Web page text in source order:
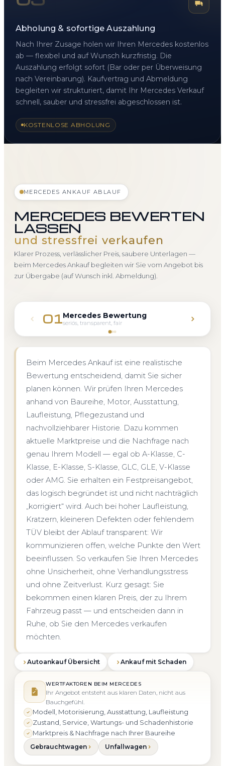
Abholung & sofortige Auszahlung
Nach Ihrer Zusage holen wir Ihren Mercedes kostenlos
ab — flexibel und auf Wunsch kurzfristig. Die
Auszahlung erfolgt sofort (Bar oder per Überweisung
nach Vereinbarung). Kaufvertrag und Abmeldung
begleiten wir strukturiert, damit Ihr Mercedes Verkauf
schnell, sauber und stressfrei abgeschlossen ist.
KOSTENLOSE ABHOLUNG
MERCEDES ANKAUF ABLAUF
MERCEDES BEWERTEN
LASSEN
und stressfrei verkaufen
Klarer Prozess, verlässlicher Preis, saubere Unterlagen —
beim Mercedes Ankauf begleiten wir Sie vom Angebot bis
zur Übergabe (auf Wunsch inkl. Abmeldung).
01Mercedes Bewertung
seriös, transparent, fair
Beim Mercedes Ankauf ist eine realistische
Bewertung entscheidend, damit Sie sicher
planen können. Wir prüfen Ihren Mercedes
anhand von Baureihe, Motor, Ausstattung,
Laufleistung, Pflegezustand und
nachvollziehbarer Historie. Dazu kommen
aktuelle Marktpreise und die Nachfrage nach
genau Ihrem Modell — egal ob A-Klasse, C-
Klasse, E-Klasse, S-Klasse, GLC, GLE, V-Klasse
oder AMG. Sie erhalten ein Festpreisangebot,
das logisch begründet ist und nicht nachträglich
„korrigiert“ wird. Auch bei hoher Laufleistung,
Kratzern, kleineren Defekten oder fehlendem
TÜV bleibt der Ablauf transparent: Wir
kommunizieren offen, welche Punkte den Wert
beeinflussen. So verkaufen Sie Ihren Mercedes
ohne Unsicherheit, ohne Verhandlungsstress
und ohne Zeitverlust. Kurz gesagt: Sie
bekommen einen klaren Preis, der zu Ihrem
Fahrzeug passt — und entscheiden dann in
Ruhe, ob Sie den Mercedes verkaufen
möchten.
Autoankauf Übersicht Ankauf mit Schaden
WERTFAKTOREN BEIM MERCEDES
Ihr Angebot entsteht aus klaren Daten, nicht aus
Bauchgefühl.
Modell, Motorisierung, Ausstattung, Laufleistung
Zustand, Service, Wartungs- und Schadenhistorie
Marktpreis & Nachfrage nach Ihrer Baureihe
Gebrauchtwagen Unfallwagen